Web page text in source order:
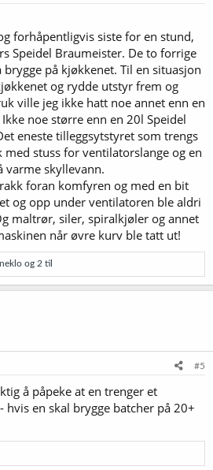
forhåpentligvis siste for en stund,
Speidel Braumeister. De to forrige
på kjøkkenet. Til en situasjon
og rydde utstyr frem og
ville jeg ikke hatt noe annet enn en
noe større enn en 20l Speidel
eneste tilleggsytstyret som trengs
stuss for ventilatorslange og en
varme skyllevann.
foran komfyren og med en bit
og opp under ventilatoren ble aldri
maltrør, siler, spiralkjøler og annet
når øvre kurv ble tatt ut!
og 2 til
#5
å påpeke at en trenger et
hvis en skal brygge batcher på 20+